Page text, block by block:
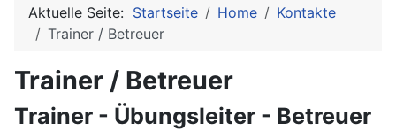
Aktuelle Seite: Startseite Home
Kontakte
Trainer / Betreuer
Trainer / Betreuer
Trainer - Übungsleiter - Betreuer